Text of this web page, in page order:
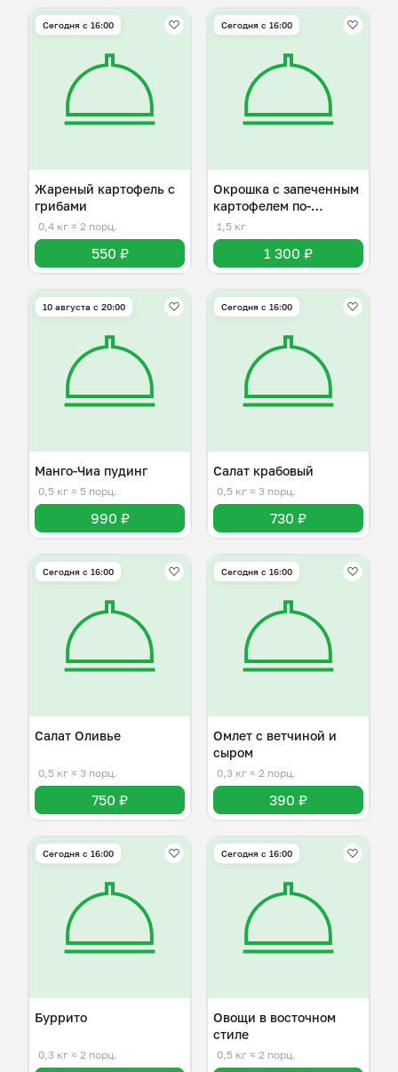
Сегодня с 16:00
Жареный картофель с
грибами
0,4 кг ≈ 2 порц.
550 ₽
Сегодня с 16:00
Окрошка с запеченным
картофелем по-
деревенски
1,5 кг
1 300 ₽
10 августа с 20:00
Манго-Чиа пудинг
0,5 кг ≈ 5 порц.
990 ₽
Сегодня с 16:00
Салат крабовый
0,5 кг ≈ 3 порц.
730 ₽
Сегодня с 16:00
Салат Оливье
0,5 кг ≈ 3 порц.
750 ₽
Сегодня с 16:00
Омлет с ветчиной и
сыром
0,3 кг ≈ 2 порц.
390 ₽
Сегодня с 16:00
Буррито
0,3 кг ≈ 2 порц.
Сегодня с 16:00
Овощи в восточном
стиле
0,5 кг ≈ 2 порц.